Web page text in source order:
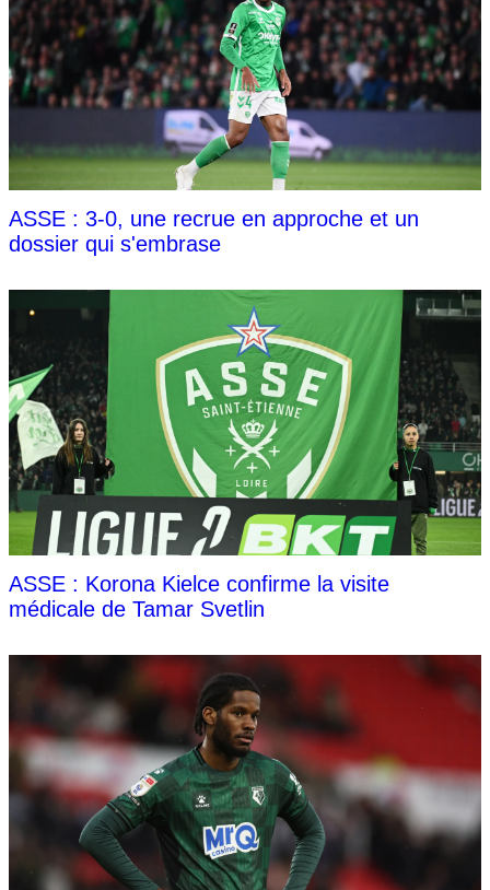
ASSE : 3-0, une recrue en approche et un
dossier qui s'embrase
ASSE : Korona Kielce confirme la visite
médicale de Tamar Svetlin